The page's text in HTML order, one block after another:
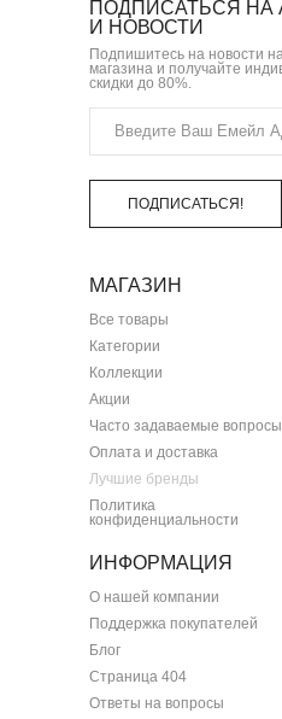
ПОДПИСАТЬСЯ НА
И НОВОСТИ
Подпишитесь на новости
магазина и получайте
скидки до 80%.
ПОДПИСАТЬСЯ!
МАГАЗИН
ИНФОРМАЦИЯ
Все товары
Категории
Коллекции
Акции
Часто задаваемые вопросы
Оплата и доставка
Лучшие бренды
Политика
конфиденциальности
О нашей компании
Поддержка покупателей
Блог
Страница 404
Ответы на вопросы